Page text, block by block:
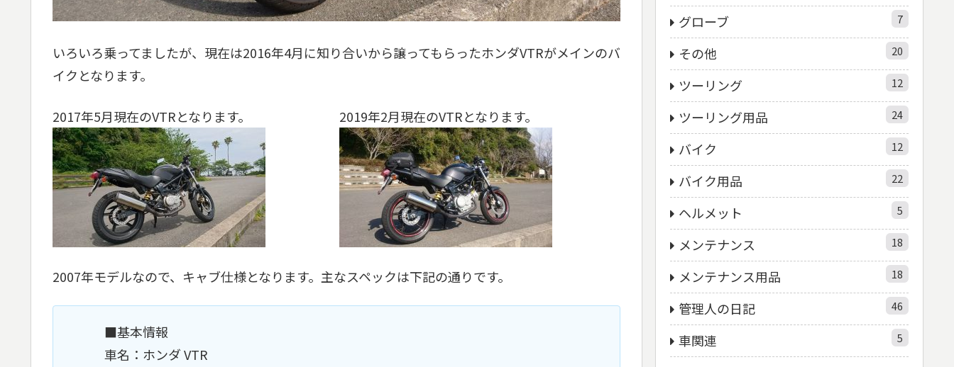
いろいろ乗ってましたが、現在は2016年4月に知り合いから譲ってもらったホンダVTRがメインのバ
イクとなります。
2017年5月現在のVTRとなります。 2019年2月現在のVTRとなります。
2007年モデルなので、キャブ仕様となります。主なスペックは下記の通りです。
■基本情報
車名：ホンダ VTR
グローブ 7
その他 20
ツーリング 12
ツーリング用品 24
バイク 12
バイク用品 22
ヘルメット 5
メンテナンス 18
メンテナンス用品 18
管理人の日記 46
車関連 5